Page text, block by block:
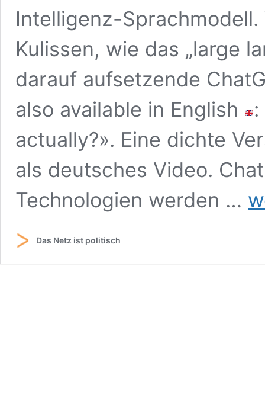
Intelligenz-
Kulissen, wie das „large
darauf aufsetzende
also available in English
actually?». Eine dichte
als deutsches Video.
Technologien werden …
Das Netz ist politisch